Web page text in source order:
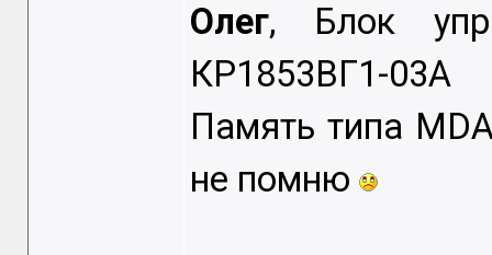
Oлег, Блок
КР1853ВГ1-03А
Память типа
не помню